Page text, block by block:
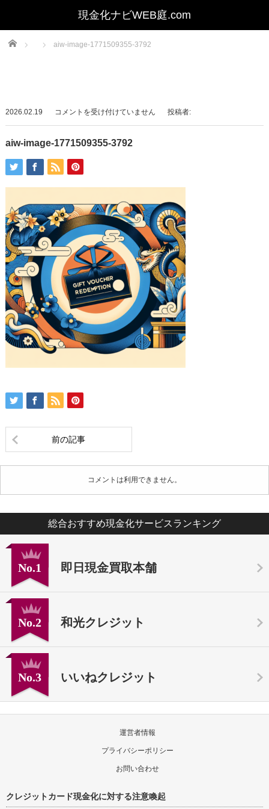
Home aiw-image-1771509355-3792
2026.02.19
aiw-
image-
1771509355-
は
コメントを受け付けていません 投稿者:
aiw-image-1771509355-3792
前の記事
コメントは利用できません。
総合おすすめ現金化サービスランキング
No.1 即日現金買取本舗
No.2 和光クレジット
No.3 いいねクレジット
運営者情報
プライバシーポリシー
お問い合わせ
クレジットカード現金化に対する注意喚起